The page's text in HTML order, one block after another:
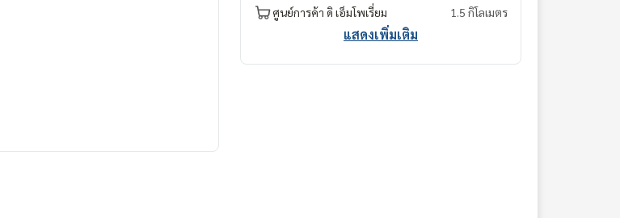
ศูนย์การค้า ดิ เอ็มโพเรี่ยม
1.5 กิโลเมตร
แสดงเพิ่มเติม